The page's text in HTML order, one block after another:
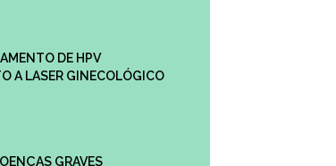
DE HPV
A LASER GINECOLÓGICO
GRAVES